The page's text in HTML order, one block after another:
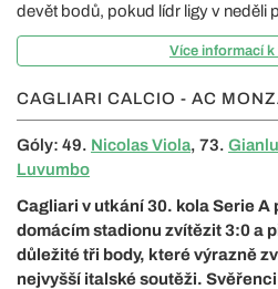
devět bodů, pokud lídr ligy v neděli
Více informací k
CAGLIARI CALCIO - AC
Góly: 49. Nicolas Viola, 73.
Luvumbo
Cagliari v utkání 30. kola Serie A
domácím stadionu zvítězit 3:0 a
důležité tři body, které výrazně
nejvyšší italské soutěži.